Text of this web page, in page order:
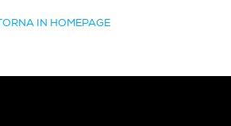
TORNA IN HOMEPAGE